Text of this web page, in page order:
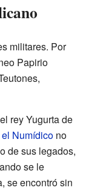
militares. Por
Papirio
rey Yugurta de
Numídico no
de sus legados,
se le
se encontró sin